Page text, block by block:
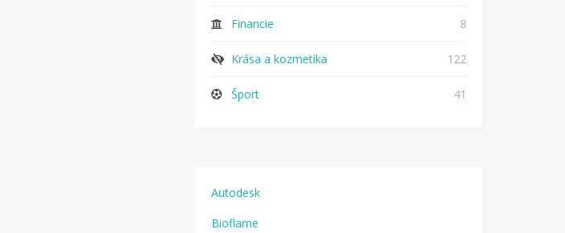
Financie 8
Krása a kozmetika 122
Šport 41
Autodesk
Bioflame